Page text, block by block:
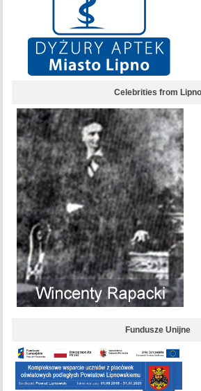
Celebrities from Lipno
Fundusze Unijne